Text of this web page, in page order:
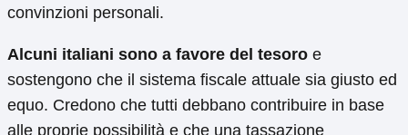
convinzioni personali.
Alcuni italiani sono a favore del tesoro e
sostengono che il sistema fiscale attuale sia giusto ed
equo. Credono che tutti debbano contribuire in base
alle proprie possibilità e che una tassazione